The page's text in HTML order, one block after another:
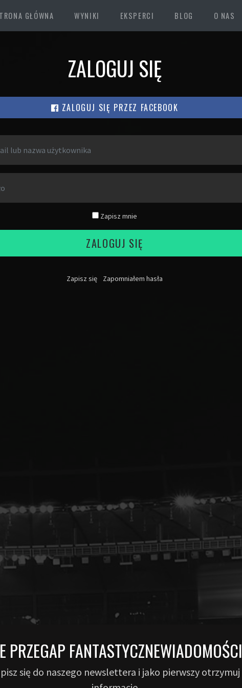
GŁÓWNA WYNIKI EKSPERCI BLOG O NAS
ZALOGUJ SIĘ
ZALOGUJ SIĘ PRZEZ FACEBOOK
Zapisz mnie
ZALOGUJ SIĘ
Zapisz się Zapomniałem hasła
PRZEGAP FANTASTYCZNEWIADOMOŚCI
się do naszego newslettera i jako pierwszy otrzymuj